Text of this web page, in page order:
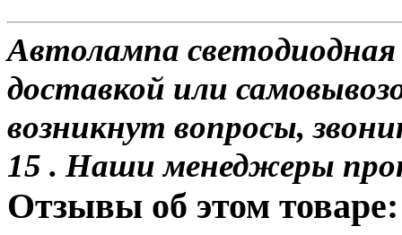
Автолампа
доставкой или
возникнут вопросы,
15 . Наши менеджеры
Отзывы об этом товаре: